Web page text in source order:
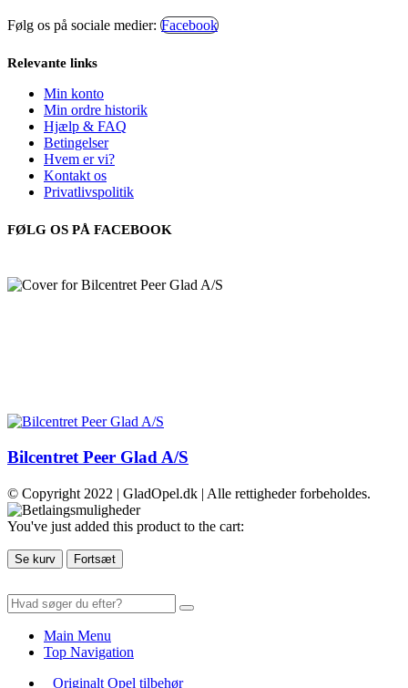
Følg os på sociale medier: Facebook
Relevante links
Min konto
Min ordre historik
Hjælp & FAQ
Betingelser
Hvem er vi?
Kontakt os
Privatlivspolitik
FØLG OS PÅ FACEBOOK
Bilcentret Peer Glad A/S
© Copyright 2022 | GladOpel.dk | Alle rettigheder forbeholdes.
You've just added this product to the cart:
Se kurv Fortsæt
Main Menu
Top Navigation
Originalt Opel tilbehør